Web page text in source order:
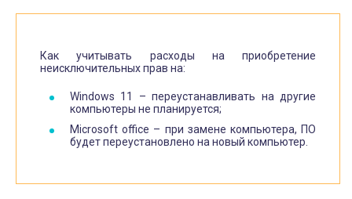
Как учитывать расходы на приобретение
неисключительных прав на:
Windows 11 – переустанавливать на другие
компьютеры не планируется;
Microsoft office – при замене компьютера, ПО
будет переустановлено на новый компьютер.